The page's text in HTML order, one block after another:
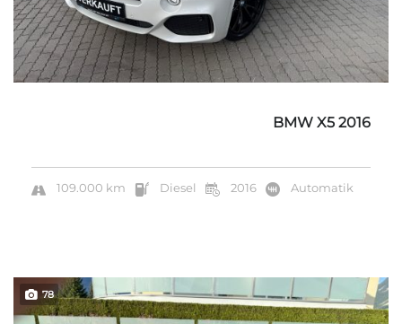
BMW X5 2016
109.000 km Diesel 2016 Automatik
78